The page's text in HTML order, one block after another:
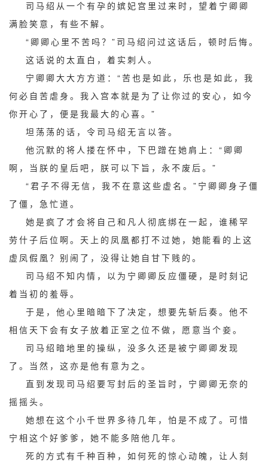
司马绍从一个有孕的嫔妃宫里过来时，望着宁卿卿
满脸笑意，有些不解。
“卿卿心里不苦吗？”司马绍问过这话后，顿时后悔。
这话说的太直白，着实刺人。
宁卿卿大大方方道：“苦也是如此，乐也是如此，我
何必自苦虐身。我入宫本就是为了让你过的安心，如今
你开心了，便是我最大的心喜。”
坦荡荡的话，令司马绍无言以答。
他沉默的将人搂在怀中，下巴蹭在她肩上：“卿卿
啊，当朕的皇后吧，朕可以下旨，永不废后。”
“君子不得无信，我不在意这些虚名。”宁卿卿身子僵
了僵，急忙道。
她是疯了才会将自己和凡人彻底绑在一起，谁稀罕
劳什子后位啊。天上的凤凰都打不过她，她能看的上这
虚凤假凰？别闹了，没得让她自甘下贱的。
司马绍不知内情，以为宁卿卿反应僵硬，是时刻记
着当初的羞辱。
于是，他心里暗暗下了决定，想要先斩后奏。他不
相信天下会有女子放着正室之位不做，愿意当个妾。
司马绍暗地里的操纵，没多久还是被宁卿卿发现
了。当然，这亦是他有意为之。
直到发现司马绍要写封后的圣旨时，宁卿卿无奈的
摇摇头。
她想在这个小千世界多待几年，怕是不成了。可惜
宁相这个好爹爹，她不能多陪他几年。
死的方式有千种百种，如何死的惊心动魄，让人刻